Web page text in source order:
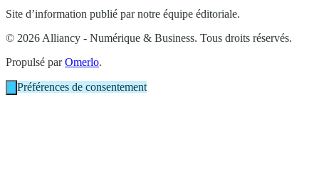
Site d’information publié par notre équipe éditoriale.
© 2026 Alliancy - Numérique & Business. Tous droits réservés.
Propulsé parOmerlo.
Préférences de consentement